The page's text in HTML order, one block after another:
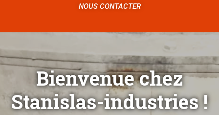
NOUS CONTACTER
Bienvenue chez
Stanislas-industries !